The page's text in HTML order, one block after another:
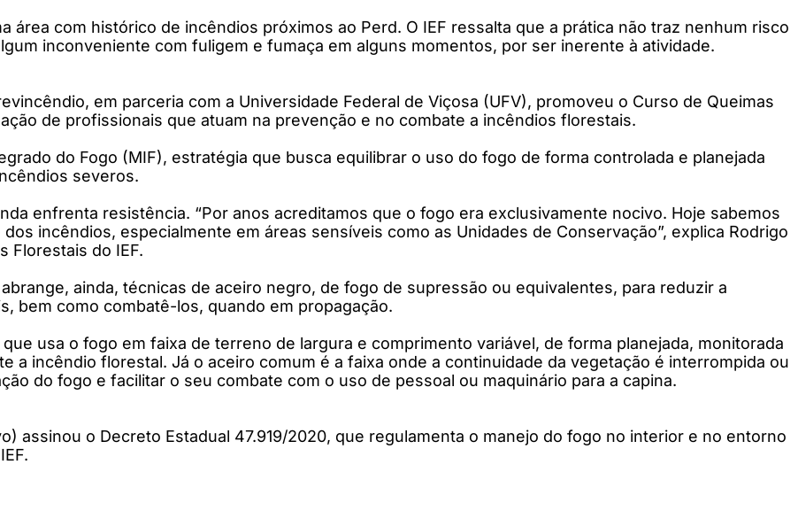
área com histórico de incêndios próximos ao Perd. O IEF ressalta que a prática não traz nenhum risco
inconveniente com fuligem e fumaça em alguns momentos, por ser inerente à atividade.
em parceria com a Universidade Federal de Viçosa (UFV), promoveu o Curso de Queimas
de profissionais que atuam na prevenção e no combate a incêndios florestais.
do Fogo (MIF), estratégia que busca equilibrar o uso do fogo de forma controlada e planejada
severos.
enfrenta resistência. “Por anos acreditamos que o fogo era exclusivamente nocivo. Hoje sabemos
incêndios, especialmente em áreas sensíveis como as Unidades de Conservação”, explica Rodrigo
Florestais do IEF.
ainda, técnicas de aceiro negro, de fogo de supressão ou equivalentes, para reduzir a
bem como combatê-los, quando em propagação.
usa o fogo em faixa de terreno de largura e comprimento variável, de forma planejada, monitorada
a incêndio florestal. Já o aceiro comum é a faixa onde a continuidade da vegetação é interrompida ou
do fogo e facilitar o seu combate com o uso de pessoal ou maquinário para a capina.
assinou o Decreto Estadual 47.919/2020, que regulamenta o manejo do fogo no interior e no entorno